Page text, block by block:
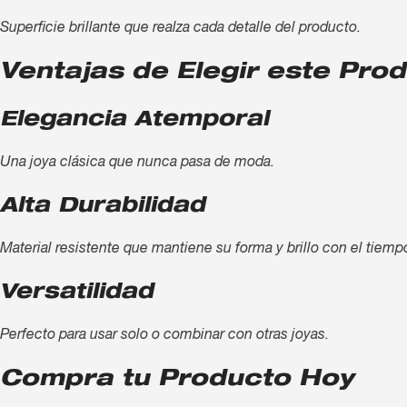
Superficie brillante que realza cada detalle del producto.
Ventajas de Elegir este
Elegancia Atemporal
Una joya clásica que nunca pasa de moda.
Alta Durabilidad
Material resistente que mantiene su forma y brillo con el
Versatilidad
Perfecto para usar solo o combinar con otras joyas.
Compra tu Producto Hoy